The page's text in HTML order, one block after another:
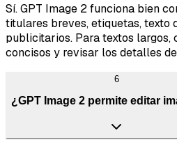
Sí. GPT Image 2 funciona bien
titulares breves, etiquetas, texto
publicitarios. Para textos largos,
concisos y revisar los detalles
6
¿GPT Image 2 permite editar